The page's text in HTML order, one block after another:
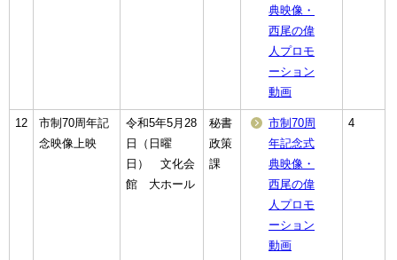
典映像・
西尾の偉
人プロモ
ーション
動画
12
市制70周年記
念映像上映
令和5年5月28
日（日曜
日） 文化会
館 大ホール
秘書
政策
課
市制70周
年記念式
典映像・
西尾の偉
人プロモ
ーション
動画
4